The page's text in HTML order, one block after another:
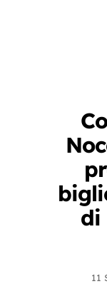
di
11